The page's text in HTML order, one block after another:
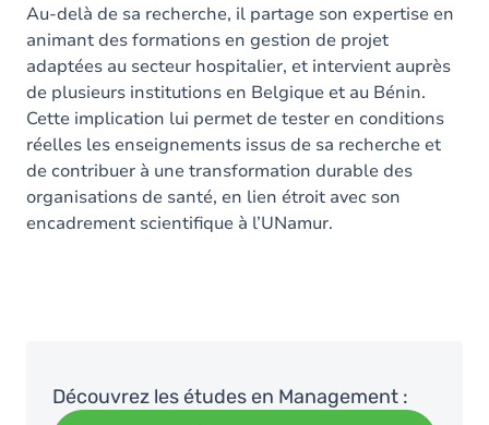
Au-delà de sa recherche, il partage son expertise en
animant des formations en gestion de projet
adaptées au secteur hospitalier, et intervient auprès
de plusieurs institutions en Belgique et au Bénin.
Cette implication lui permet de tester en conditions
réelles les enseignements issus de sa recherche et
de contribuer à une transformation durable des
organisations de santé, en lien étroit avec son
encadrement scientifique à l’UNamur.
Découvrez les études en Management :